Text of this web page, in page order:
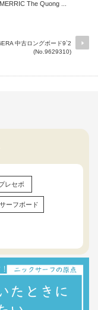
The Quong ...
中古ロングボード9`2
(No.9629310)
レセボ
ーフボード